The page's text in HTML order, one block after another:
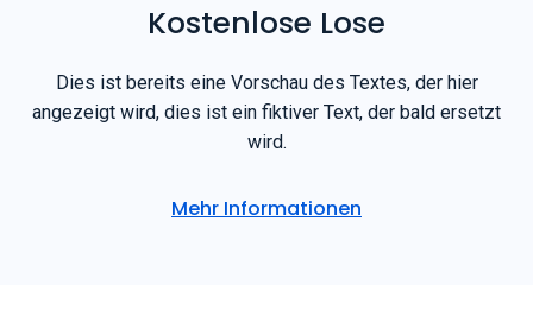
Kostenlose Lose
Dies ist bereits eine Vorschau des Textes, der hier
angezeigt wird, dies ist ein fiktiver Text, der bald ersetzt
wird.
Mehr Informationen